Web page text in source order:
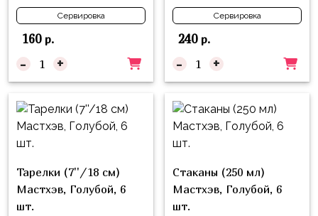
Сервировка
160р.
- +
Сервировка
240р.
- +
Тарелки (7''/18 см)
Мастхэв, Голубой, 6
шт.
Стаканы (250 мл)
Мастхэв, Голубой, 6
шт.
Готовые
из
шаров
Шары
с
декором
Большие
шары
Мой
Маленький
Пони
Губка
Боб
Буба
Лунтик
Чебурашка
Черепашки-
ниндзя